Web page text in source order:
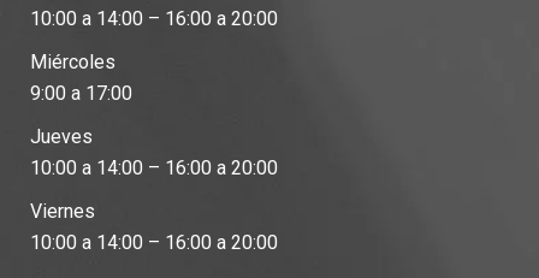
10:00 a 14:00 – 16:00 a 20:00
Miércoles
9:00 a 17:00
Jueves
10:00 a 14:00 – 16:00 a 20:00
Viernes
10:00 a 14:00 – 16:00 a 20:00